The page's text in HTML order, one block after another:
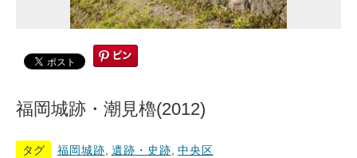
福岡城跡・潮見櫓(2012)
タグ 福岡城跡 遺跡・史跡 中央区